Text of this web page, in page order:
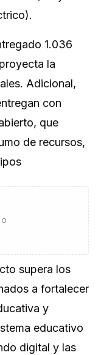
1.036
la
Adicional,
con
que
de recursos,
supera los
a fortalecer
y
educativo
digital y las